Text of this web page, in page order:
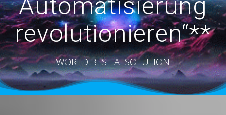
revolutionieren“**
WORLD BEST AI SOLUTION